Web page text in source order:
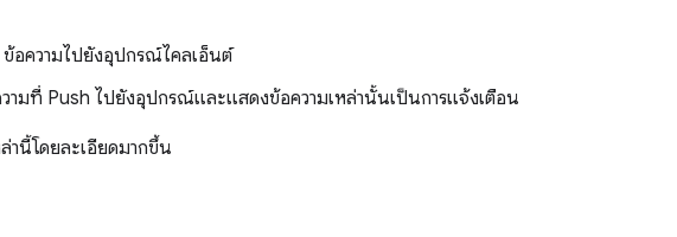
ข้อความไปยังอุปกรณ์ไคลเอ็นต์
ามที่ Push ไปยังอุปกรณ์และแสดงข้อความเหล่านั้นเป็นการแจ้งเตือน
นี้โดยละเอียดมากขึ้น